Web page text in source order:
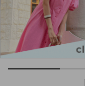
21,900
NK02-A-10/슬
9,900